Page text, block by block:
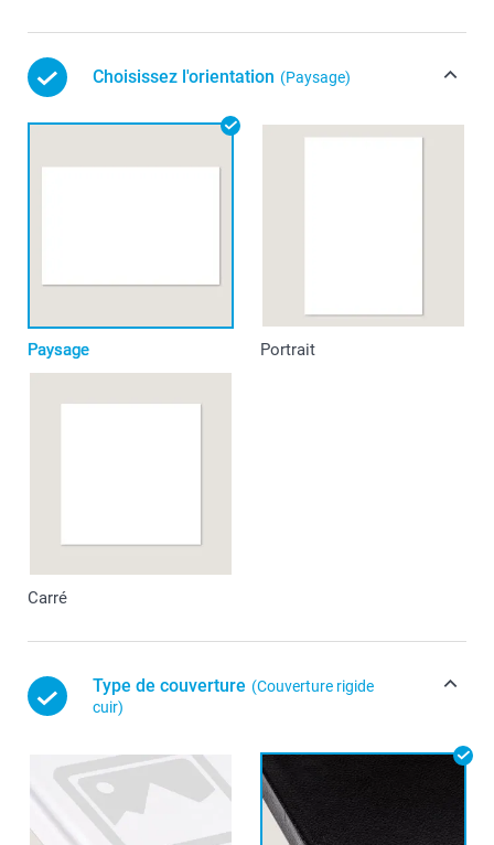
Choisissez l'orientation (Paysage)
Paysage Portrait
Carré
Type de couverture (Couverture rigide
cuir)